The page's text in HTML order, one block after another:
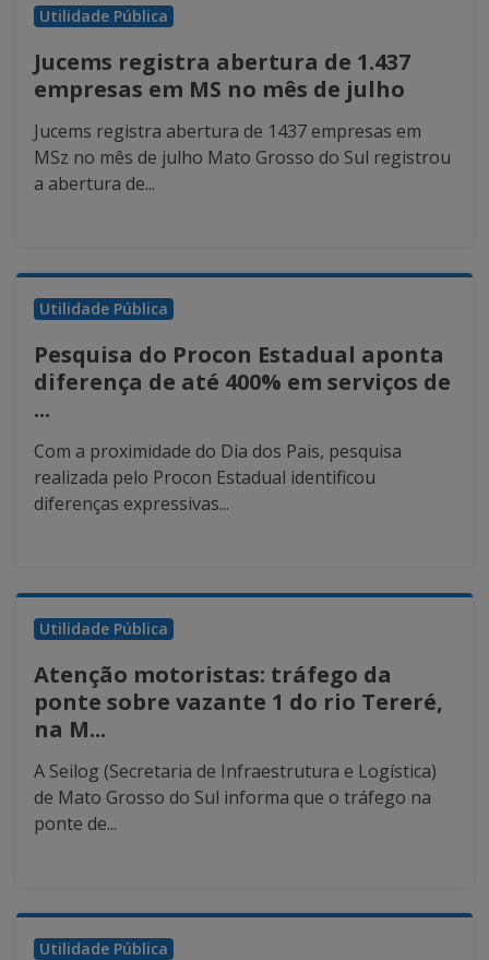
Utilidade Pública
Jucems registra abertura de 1.437
empresas em MS no mês de julho
Jucems registra abertura de 1437 empresas em
MSz no mês de julho Mato Grosso do Sul registrou
a abertura de...
Utilidade Pública
Pesquisa do Procon Estadual aponta
diferença de até 400% em serviços de
...
Com a proximidade do Dia dos Pais, pesquisa
realizada pelo Procon Estadual identificou
diferenças expressivas...
Utilidade Pública
Atenção motoristas: tráfego da
ponte sobre vazante 1 do rio Tereré,
na M...
A Seilog (Secretaria de Infraestrutura e Logística)
de Mato Grosso do Sul informa que o tráfego na
ponte de...
Utilidade Pública